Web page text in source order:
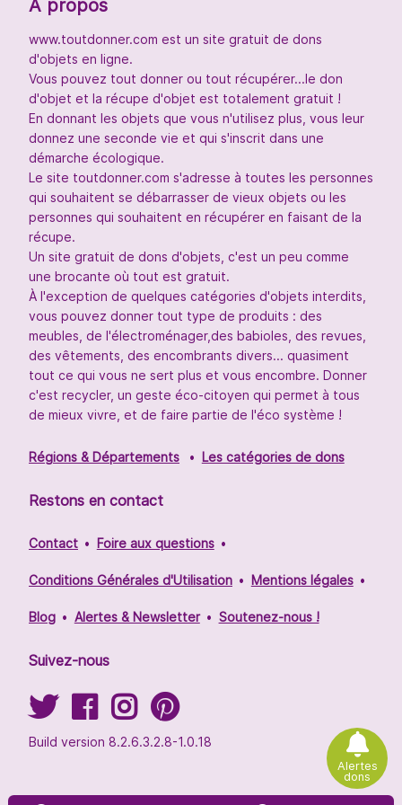
Alertes
dons
À propos
www.toutdonner.com est un site gratuit de dons
d'objets en ligne.
Vous pouvez tout donner ou tout récupérer...le don
d'objet et la récupe d'objet est totalement gratuit !
En donnant les objets que vous n'utilisez plus, vous leur
donnez une seconde vie et qui s'inscrit dans une
démarche écologique.
Le site toutdonner.com s'adresse à toutes les personnes
qui souhaitent se débarrasser de vieux objets ou les
personnes qui souhaitent en récupérer en faisant de la
récupe.
Un site gratuit de dons d'objets, c'est un peu comme
une brocante où tout est gratuit.
À l'exception de quelques catégories d'objets interdits,
vous pouvez donner tout type de produits : des
meubles, de l'électroménager,des babioles, des revues,
des vêtements, des encombrants divers... quasiment
tout ce qui vous ne sert plus et vous encombre. Donner
c'est recycler, un geste éco-citoyen qui permet à tous
de mieux vivre, et de faire partie de l'éco système !
Régions & Départements Les catégories de dons
Restons en contact
Contact Foire aux questions
Conditions Générales d'Utilisation Mentions légales
Blog Alertes & Newsletter Soutenez-nous !
Suivez-nous
Build version 8.2.6.3.2.8-1.0.18